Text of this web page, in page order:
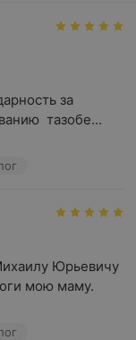
за
тазобе...
Юрьевичу
мою маму.